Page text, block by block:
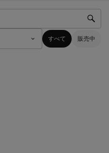
すべて 販売中